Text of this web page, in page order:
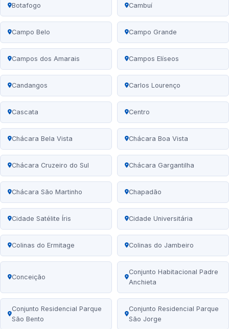
Botafogo Cambuí
Campo Belo Campo Grande
Campos dos Amarais Campos Elíseos
Candangos Carlos Lourenço
Cascata Centro
Chácara Bela Vista Chácara Boa Vista
Chácara Cruzeiro do Sul Chácara Gargantilha
Chácara São Martinho Chapadão
Cidade Satélite Íris Cidade Universitária
Colinas do Ermitage Colinas do Jambeiro
Conceição
Conjunto Habitacional Padre
Anchieta
Conjunto Residencial Parque
São Bento
Conjunto Residencial Parque
São Jorge